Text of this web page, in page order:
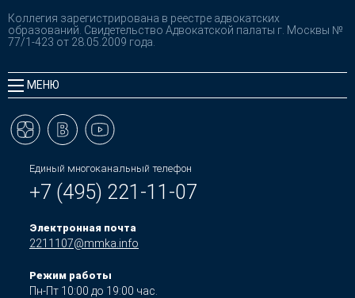
Коллегия зарегистрирована в реестре адвокатских
образований. Свидетельство Адвокатской палаты г. Москвы №
77/1-423 от 28.05.2009 года.
МЕНЮ
Единый многоканальный телефон
+7 (495) 221-11-07
Электронная почта
2211107@mmka.info
Режим работы
Пн-Пт 10:00 до 19:00 час.